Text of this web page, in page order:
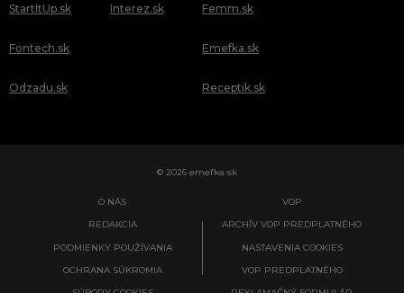
StartItUp.sk
Fontech.sk
Odzadu.sk
Interez.sk Femm.sk
Emefka.sk
Receptik.sk
© 2026 emefka.sk
O NÁS
REDAKCIA
PODMIENKY POUŽÍVANIA
OCHRANA SÚKROMIA
VOP
ARCHÍV VOP PREDPLATNÉHO
NASTAVENIA COOKIES
VOP PREDPLATNÉHO